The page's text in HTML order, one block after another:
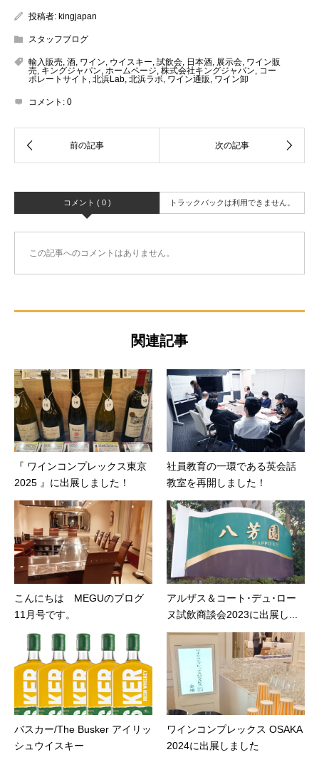
投稿者: kingjapan
スタッフブログ
輸入販売 酒 ワイン ウイスキー 試飲会 日本酒 展示会 ワイン販
売 キングジャパン ホームページ 株式会社キングジャパン
コー
ポレートサイト
北浜Lab 北浜ラボ ワイン通販 ワイン卸
コメント: 0
コメント ( 0 ) トラックバックは利用できません。
この記事へのコメントはありません。
関連記事
『 ワインコンプレックス東京
2025 』に出展しました！
社員教育の一環である英会話
教室を再開しました！
こんにちは MEGUのブログ
11月号です。
アルザス＆コート･デュ･ロー
ヌ試飲商談会2023に出展し...
バスカー/The Busker アイリッ
シュウイスキー
ワインコンプレックス OSAKA
2024に出展しました